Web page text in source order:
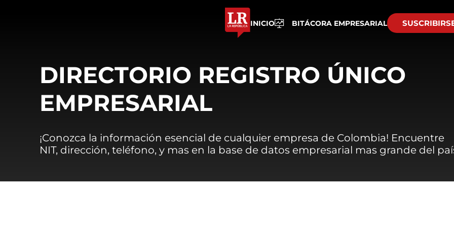
INICIO BITÁCORA EMPRESARIAL
DIRECTORIO REGISTRO ÚNICO
EMPRESARIAL
¡Conozca la información esencial de cualquier empresa de Colombia! Encuentre
NIT, dirección, teléfono, y mas en la base de datos empresarial mas grande del